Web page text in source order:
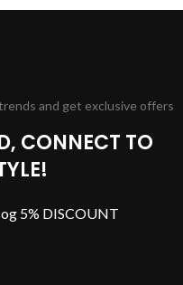
and get exclusive offers
CONNECT TO
og 5% DISCOUNT